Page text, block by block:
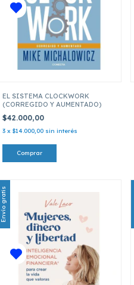
EL SISTEMA CLOCKWORK
(CORREGIDO Y AUMENTADO)
$42.000,00
3 x $14.000,00 sin interés
Envío gratis